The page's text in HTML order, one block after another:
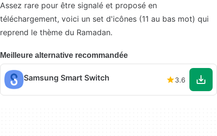
Assez rare pour être signalé et proposé en
téléchargement, voici un set d'icônes (11 au bas mot) qui
reprend le thème du Ramadan.
Meilleure alternative recommandée
Samsung Smart Switch 3.6